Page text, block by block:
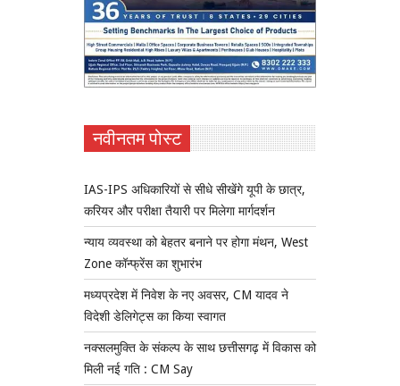
नवीनतम पोस्ट
IAS-IPS अधिकारियों से सीधे सीखेंगे यूपी के छात्र,
करियर और परीक्षा तैयारी पर मिलेगा मार्गदर्शन
न्याय व्यवस्था को बेहतर बनाने पर होगा मंथन, West
Zone कॉन्फ्रेंस का शुभारंभ
मध्यप्रदेश में निवेश के नए अवसर, CM यादव ने
विदेशी डेलिगेट्स का किया स्वागत
नक्सलमुक्ति के संकल्प के साथ छत्तीसगढ़ में विकास को
मिली नई गति : CM Say